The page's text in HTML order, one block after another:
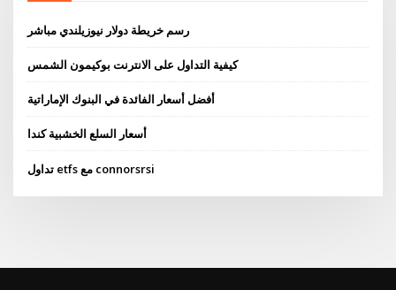
رسم خريطة دولار نيوزيلندي مباشر
كيفية التداول على الانترنت بوكيمون الشمس
أفضل أسعار الفائدة في البنوك الإماراتية
أسعار السلع الخشبية كندا
تداول etfs مع connorsrsi